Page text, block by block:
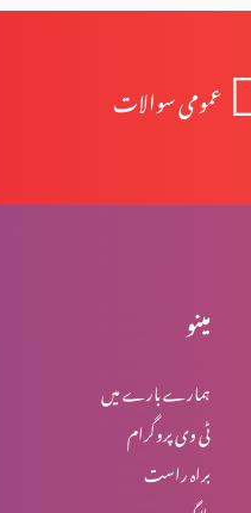
عمومی سوالات
مینو
ہمارے بارے میں
ٹی وی پروگرام
براہ راست